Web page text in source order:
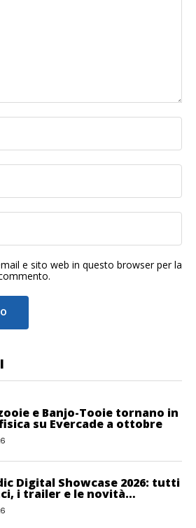
e sito web in questo browser per la
e Banjo-Tooie tornano in
su Evercade a ottobre
Digital Showcase 2026: tutti
i trailer e le novità